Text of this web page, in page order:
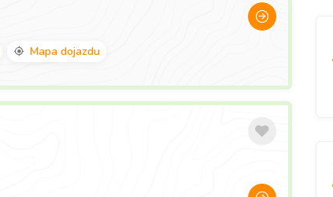
Mapa dojazdu